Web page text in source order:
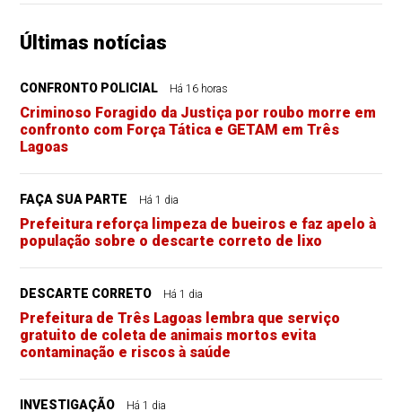
Últimas notícias
CONFRONTO POLICIAL Há 16 horas
Criminoso Foragido da Justiça por roubo morre em
confronto com Força Tática e GETAM em Três
Lagoas
FAÇA SUA PARTE Há 1 dia
Prefeitura reforça limpeza de bueiros e faz apelo à
população sobre o descarte correto de lixo
DESCARTE CORRETO Há 1 dia
Prefeitura de Três Lagoas lembra que serviço
gratuito de coleta de animais mortos evita
contaminação e riscos à saúde
INVESTIGAÇÃO Há 1 dia